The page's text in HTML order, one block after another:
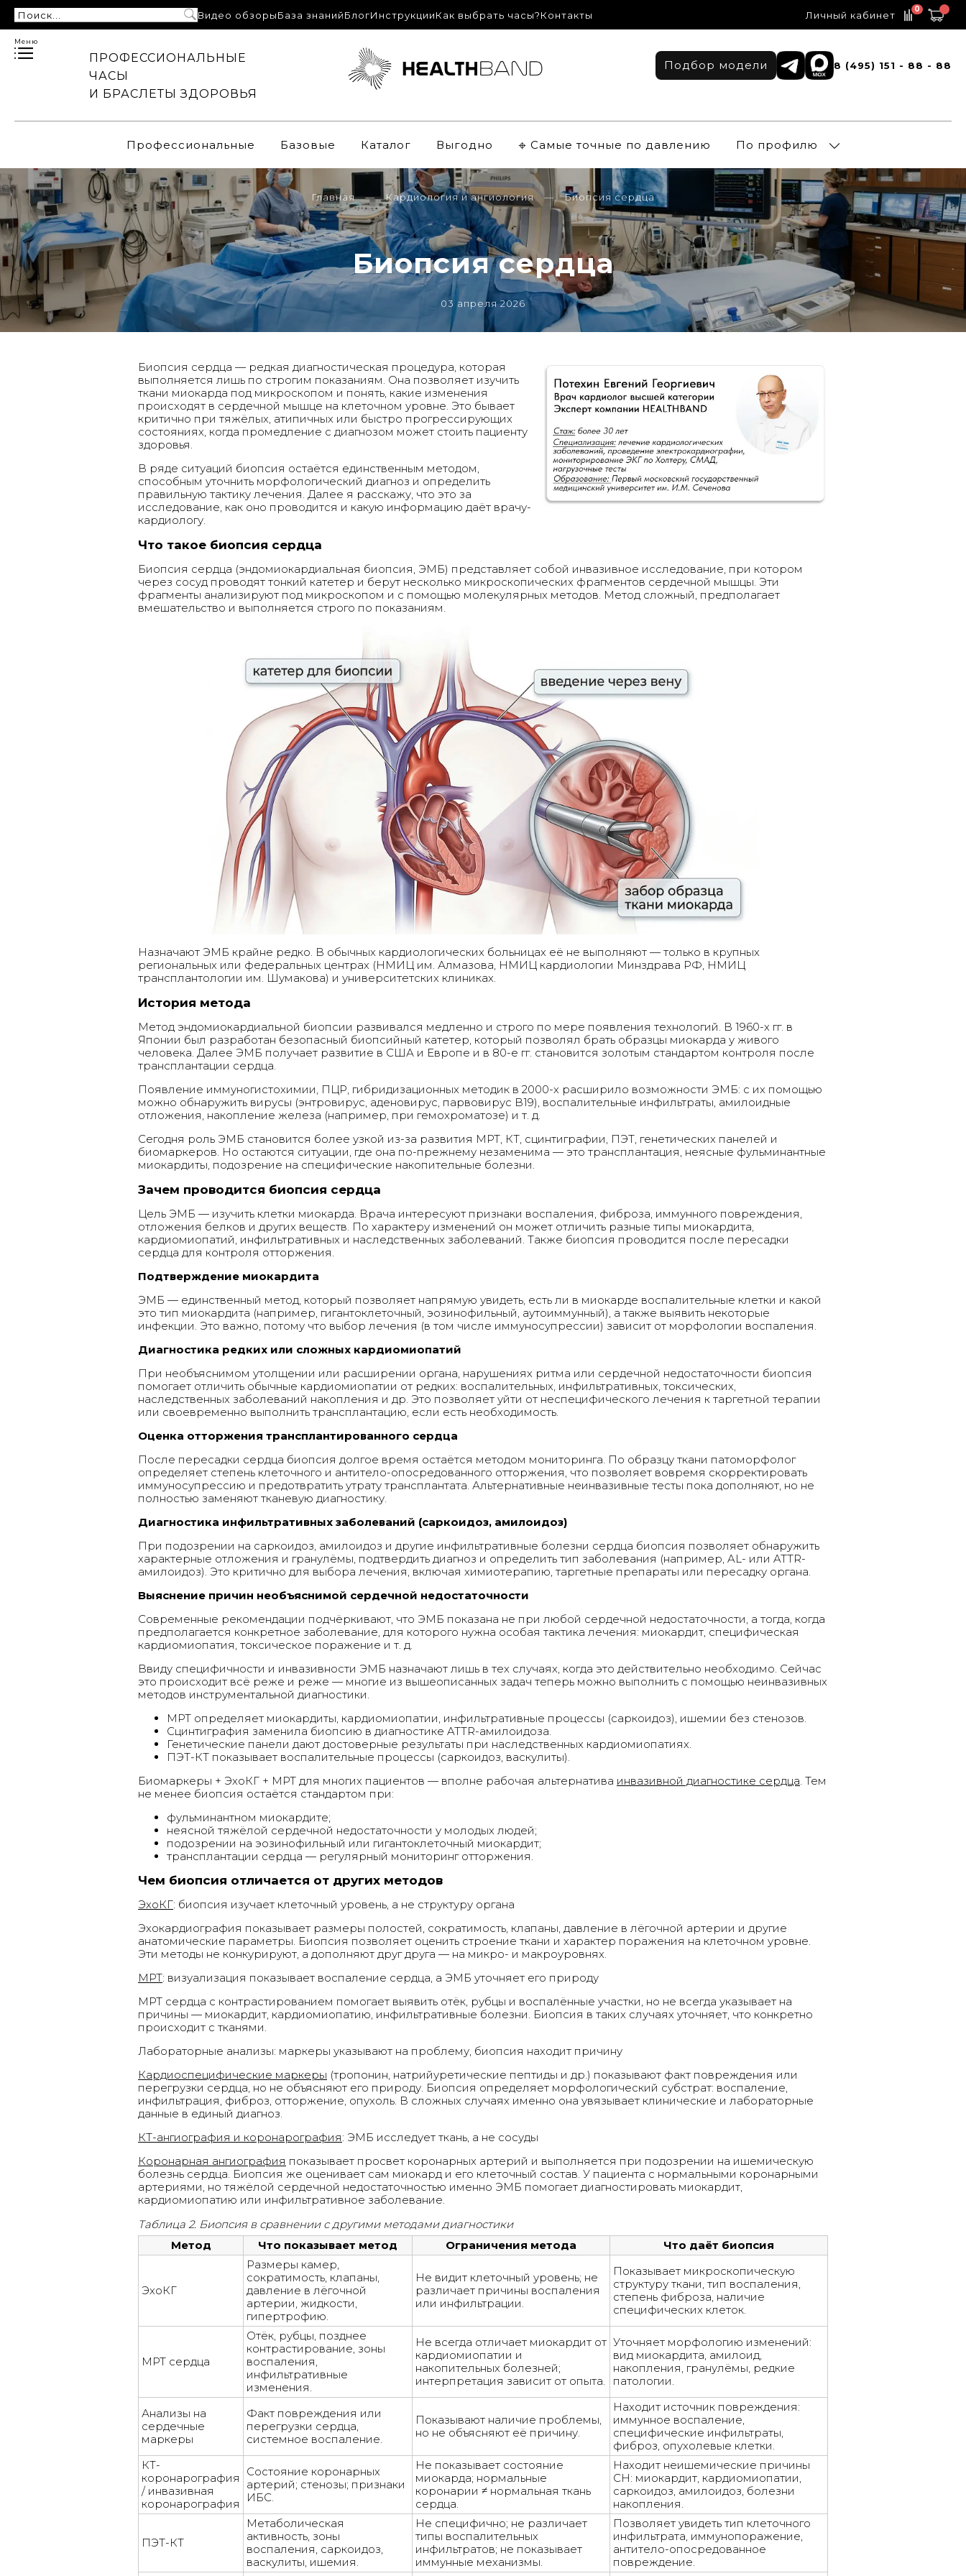
Видео обзорыБаза знанийБлогИнструкцииКак выбрать часы?Контакты Личный кабинет 0
Меню
ПРОФЕССИОНАЛЬНЫЕ
ЧАСЫ
И БРАСЛЕТЫ ЗДОРОВЬЯ
Подбор модели 8 (495) 151 - 88 - 88
Профессиональные Базовые Каталог Выгодно 𖦏 Самые точные по давлению По профилю
Главная Кардиология и ангиология Биопсия сердца
Биопсия сердца
03 апреля 2026
Биопсия сердца — редкая диагностическая процедура, которая
выполняется лишь по строгим показаниям. Она позволяет изучить
ткани миокарда под микроскопом и понять, какие изменения
происходят в сердечной мышце на клеточном уровне. Это бывает
критично при тяжёлых, атипичных или быстро прогрессирующих
состояниях, когда промедление с диагнозом может стоить пациенту
здоровья.
В ряде ситуаций биопсия остаётся единственным методом,
способным уточнить морфологический диагноз и определить
правильную тактику лечения. Далее я расскажу, что это за
исследование, как оно проводится и какую информацию даёт врачу-
кардиологу.
Что такое биопсия сердца
Биопсия сердца (эндомиокардиальная биопсия, ЭМБ) представляет собой инвазивное исследование, при котором
через сосуд проводят тонкий катетер и берут несколько микроскопических фрагментов сердечной мышцы. Эти
фрагменты анализируют под микроскопом и с помощью молекулярных методов. Метод сложный, предполагает
вмешательство и выполняется строго по показаниям.
Назначают ЭМБ крайне редко. В обычных кардиологических больницах её не выполняют — только в крупных
региональных или федеральных центрах (НМИЦ им. Алмазова, НМИЦ кардиологии Минздрава РФ, НМИЦ
трансплантологии им. Шумакова) и университетских клиниках.
История метода
Метод эндомиокардиальной биопсии развивался медленно и строго по мере появления технологий. В 1960-х гг. в
Японии был разработан безопасный биопсийный катетер, который позволял брать образцы миокарда у живого
человека. Далее ЭМБ получает развитие в США и Европе и в 80-е гг. становится золотым стандартом контроля после
трансплантации сердца.
Появление иммуногистохимии, ПЦР, гибридизационных методик в 2000-х расширило возможности ЭМБ: с их помощью
можно обнаружить вирусы (энтровирус, аденовирус, парвовирус B19), воспалительные инфильтраты, амилоидные
отложения, накопление железа (например, при гемохроматозе) и т. д.
Сегодня роль ЭМБ становится более узкой из-за развития МРТ, КТ, сцинтиграфии, ПЭТ, генетических панелей и
биомаркеров. Но остаются ситуации, где она по-прежнему незаменима — это трансплантация, неясные фульминантные
миокардиты, подозрение на специфические накопительные болезни.
Зачем проводится биопсия сердца
Цель ЭМБ — изучить клетки миокарда. Врача интересуют признаки воспаления, фиброза, иммунного повреждения,
отложения белков и других веществ. По характеру изменений он может отличить разные типы миокардита,
кардиомиопатий, инфильтративных и наследственных заболеваний. Также биопсия проводится после пересадки
сердца для контроля отторжения.
Подтверждение миокардита
ЭМБ — единственный метод, который позволяет напрямую увидеть, есть ли в миокарде воспалительные клетки и какой
это тип миокардита (например, гигантоклеточный, эозинофильный, аутоиммунный), а также выявить некоторые
инфекции. Это важно, потому что выбор лечения (в том числе иммуносупрессии) зависит от морфологии воспаления.
Диагностика редких или сложных кардиомиопатий
При необъяснимом утолщении или расширении органа, нарушениях ритма или сердечной недостаточности биопсия
помогает отличить обычные кардиомиопатии от редких: воспалительных, инфильтративных, токсических,
наследственных заболеваний накопления и др. Это позволяет уйти от неспецифического лечения к таргетной терапии
или своевременно выполнить трансплантацию, если есть необходимость.
Оценка отторжения трансплантированного сердца
После пересадки сердца биопсия долгое время остаётся методом мониторинга. По образцу ткани патоморфолог
определяет степень клеточного и антитело-опосредованного отторжения, что позволяет вовремя скорректировать
иммуносупрессию и предотвратить утрату трансплантата. Альтернативные неинвазивные тесты пока дополняют, но не
полностью заменяют тканевую диагностику.
Диагностика инфильтративных заболеваний (саркоидоз, амилоидоз)
При подозрении на саркоидоз, амилоидоз и другие инфильтративные болезни сердца биопсия позволяет обнаружить
характерные отложения и гранулёмы, подтвердить диагноз и определить тип заболевания (например, AL- или ATTR-
амилоидоз). Это критично для выбора лечения, включая химиотерапию, таргетные препараты или пересадку органа.
Выяснение причин необъяснимой сердечной недостаточности
Современные рекомендации подчёркивают, что ЭМБ показана не при любой сердечной недостаточности, а тогда, когда
предполагается конкретное заболевание, для которого нужна особая тактика лечения: миокардит, специфическая
кардиомиопатия, токсическое поражение и т. д.
Ввиду специфичности и инвазивности ЭМБ назначают лишь в тех случаях, когда это действительно необходимо. Сейчас
это происходит всё реже и реже — многие из вышеописанных задач теперь можно выполнить с помощью неинвазивных
методов инструментальной диагностики.
МРТ определяет миокардиты, кардиомиопатии, инфильтративные процессы (саркоидоз), ишемии без стенозов.
Сцинтиграфия заменила биопсию в диагностике ATTR-амилоидоза.
Генетические панели дают достоверные результаты при наследственных кардиомиопатиях.
ПЭТ-КТ показывает воспалительные процессы (саркоидоз, васкулиты).
Биомаркеры + ЭхоКГ + МРТ для многих пациентов — вполне рабочая альтернатива инвазивной диагностике сердца . Тем
не менее биопсия остаётся стандартом при:
фульминантном миокардите;
неясной тяжёлой сердечной недостаточности у молодых людей;
подозрении на эозинофильный или гигантоклеточный миокардит;
трансплантации сердца — регулярный мониторинг отторжения.
Чем биопсия отличается от других методов
ЭхоКГ: биопсия изучает клеточный уровень, а не структуру органа
Эхокардиография показывает размеры полостей, сократимость, клапаны, давление в лёгочной артерии и другие
анатомические параметры. Биопсия позволяет оценить строение ткани и характер поражения на клеточном уровне.
Эти методы не конкурируют, а дополняют друг друга — на микро- и макроуровнях.
МРТ: визуализация показывает воспаление сердца, а ЭМБ уточняет его природу
МРТ сердца с контрастированием помогает выявить отёк, рубцы и воспалённые участки, но не всегда указывает на
причины — миокардит, кардиомиопатию, инфильтративные болезни. Биопсия в таких случаях уточняет, что конкретно
происходит с тканями.
Лабораторные анализы: маркеры указывают на проблему, биопсия находит причину
Кардиоспецифические маркеры (тропонин, натрийуретические пептиды и др.) показывают факт повреждения или
перегрузки сердца, но не объясняют его природу. Биопсия определяет морфологический субстрат: воспаление,
инфильтрация, фиброз, отторжение, опухоль. В сложных случаях именно она увязывает клинические и лабораторные
данные в единый диагноз.
КТ-ангиография и коронарография: ЭМБ исследует ткань, а не сосуды
Коронарная ангиография показывает просвет коронарных артерий и выполняется при подозрении на ишемическую
болезнь сердца. Биопсия же оценивает сам миокард и его клеточный состав. У пациента с нормальными коронарными
артериями, но тяжёлой сердечной недостаточностью именно ЭМБ помогает диагностировать миокардит,
кардиомиопатию или инфильтративное заболевание.
Таблица 2. Биопсия в сравнении с другими методами диагностики
Метод
Что показывает метод Ограничения метода Что даёт биопсия
ЭхоКГ
Размеры камер,
сократимость, клапаны,
давление в лёгочной
артерии, жидкости,
гипертрофию.
Не видит клеточный уровень; не
различает причины воспаления
или инфильтрации.
Показывает микроскопическую
структуру ткани, тип воспаления,
степень фиброза, наличие
специфических клеток.
МРТ сердца
Отёк, рубцы, позднее
контрастирование, зоны
воспаления,
инфильтративные
изменения.
Не всегда отличает миокардит от
кардиомиопатии и
накопительных болезней;
интерпретация зависит от опыта.
Уточняет морфологию изменений:
вид миокардита, амилоид,
накопления, гранулёмы, редкие
патологии.
Анализы на
сердечные
маркеры
Факт повреждения или
перегрузки сердца,
системное воспаление.
Показывают наличие проблемы,
но не объясняют её причину.
Находит источник повреждения:
иммунное воспаление,
специфические инфильтраты,
фиброз, опухолевые клетки.
КТ-
коронарография
/ инвазивная
коронарография
Состояние коронарных
артерий; стенозы; признаки
ИБС.
Не показывает состояние
миокарда; нормальные
коронарии ≠ нормальная ткань
сердца.
Находит неишемические причины
СН: миокардит, кардиомиопатии,
саркоидоз, амилоидоз, болезни
накопления.
ПЭТ-КТ
Метаболическая
активность, зоны
воспаления, саркоидоз,
васкулиты, ишемия.
Не специфично; не различает
типы воспалительных
инфильтратов; не показывает
иммунные механизмы.
Позволяет увидеть тип клеточного
инфильтрата, иммунопоражение,
антитело-опосредованное
повреждение.